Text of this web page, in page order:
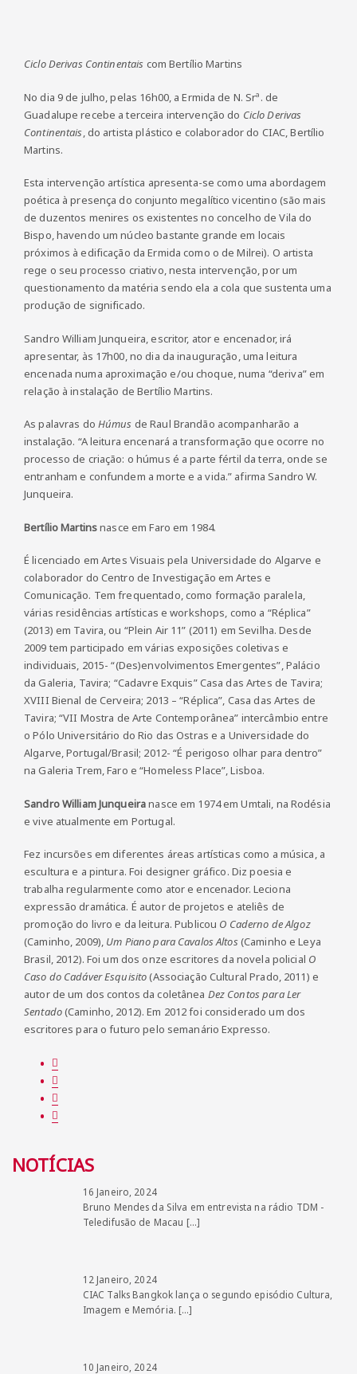
Ciclo Derivas Continentais com Bertílio Martins
No dia 9 de julho, pelas 16h00, a Ermida de N. Srª. de
Guadalupe recebe a terceira intervenção do Ciclo Derivas
Continentais, do artista plástico e colaborador do CIAC, Bertílio
Martins.
Esta intervenção artística apresenta-se como uma abordagem
poética à presença do conjunto megalítico vicentino (são mais
de duzentos menires os existentes no concelho de Vila do
Bispo, havendo um núcleo bastante grande em locais
próximos à edificação da Ermida como o de Milrei). O artista
rege o seu processo criativo, nesta intervenção, por um
questionamento da matéria sendo ela a cola que sustenta uma
produção de significado.
Sandro William Junqueira, escritor, ator e encenador, irá
apresentar, às 17h00, no dia da inauguração, uma leitura
encenada numa aproximação e/ou choque, numa “deriva” em
relação à instalação de Bertílio Martins.
As palavras do Húmus de Raul Brandão acompanharão a
instalação. “A leitura encenará a transformação que ocorre no
processo de criação: o húmus é a parte fértil da terra, onde se
entranham e confundem a morte e a vida.” afirma Sandro W.
Junqueira.
Bertílio Martinsnasce em Faro em 1984.
É licenciado em Artes Visuais pela Universidade do Algarve e
colaborador do Centro de Investigação em Artes e
Comunicação. Tem frequentado, como formação paralela,
várias residências artísticas e workshops, como a “Réplica”
(2013) em Tavira, ou “Plein Air 11” (2011) em Sevilha. Desde
2009 tem participado em várias exposições coletivas e
individuais, 2015- “(Des)envolvimentos Emergentes”, Palácio
da Galeria, Tavira; “Cadavre Exquis” Casa das Artes de Tavira;
XVIII Bienal de Cerveira; 2013 – “Réplica”, Casa das Artes de
Tavira; “VII Mostra de Arte Contemporânea” intercâmbio entre
o Pólo Universitário do Rio das Ostras e a Universidade do
Algarve, Portugal/Brasil; 2012- “É perigoso olhar para dentro”
na Galeria Trem, Faro e “Homeless Place”, Lisboa.
Sandro William Junqueiranasce em 1974 em Umtali, na Rodésia
e vive atualmente em Portugal.
Fez incursões em diferentes áreas artísticas como a música, a
escultura e a pintura. Foi designer gráfico. Diz poesia e
trabalha regularmente como ator e encenador. Leciona
expressão dramática. É autor de projetos e ateliês de
promoção do livro e da leitura. Publicou O Caderno de Algoz
(Caminho, 2009), Um Piano para Cavalos Altos(Caminho e Leya
Brasil, 2012). Foi um dos onze escritores da novela policial O
Caso do Cadáver Esquisito(Associação Cultural Prado, 2011) e
autor de um dos contos da coletânea Dez Contos para Ler
Sentado(Caminho, 2012). Em 2012 foi considerado um dos
escritores para o futuro pelo semanário Expresso.
NOTÍCIAS
16 Janeiro, 2024
Bruno Mendes da Silva em entrevista na rádio TDM -
Teledifusão de Macau […]
12 Janeiro, 2024
CIAC Talks Bangkok lança o segundo episódio Cultura,
Imagem e Memória. […]
10 Janeiro, 2024